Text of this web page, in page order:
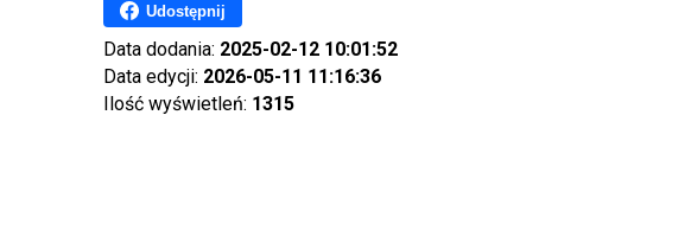
Udostępnij
Data dodania: 2025-02-12 10:01:52
Data edycji: 2026-05-11 11:16:36
Ilość wyświetleń: 1315